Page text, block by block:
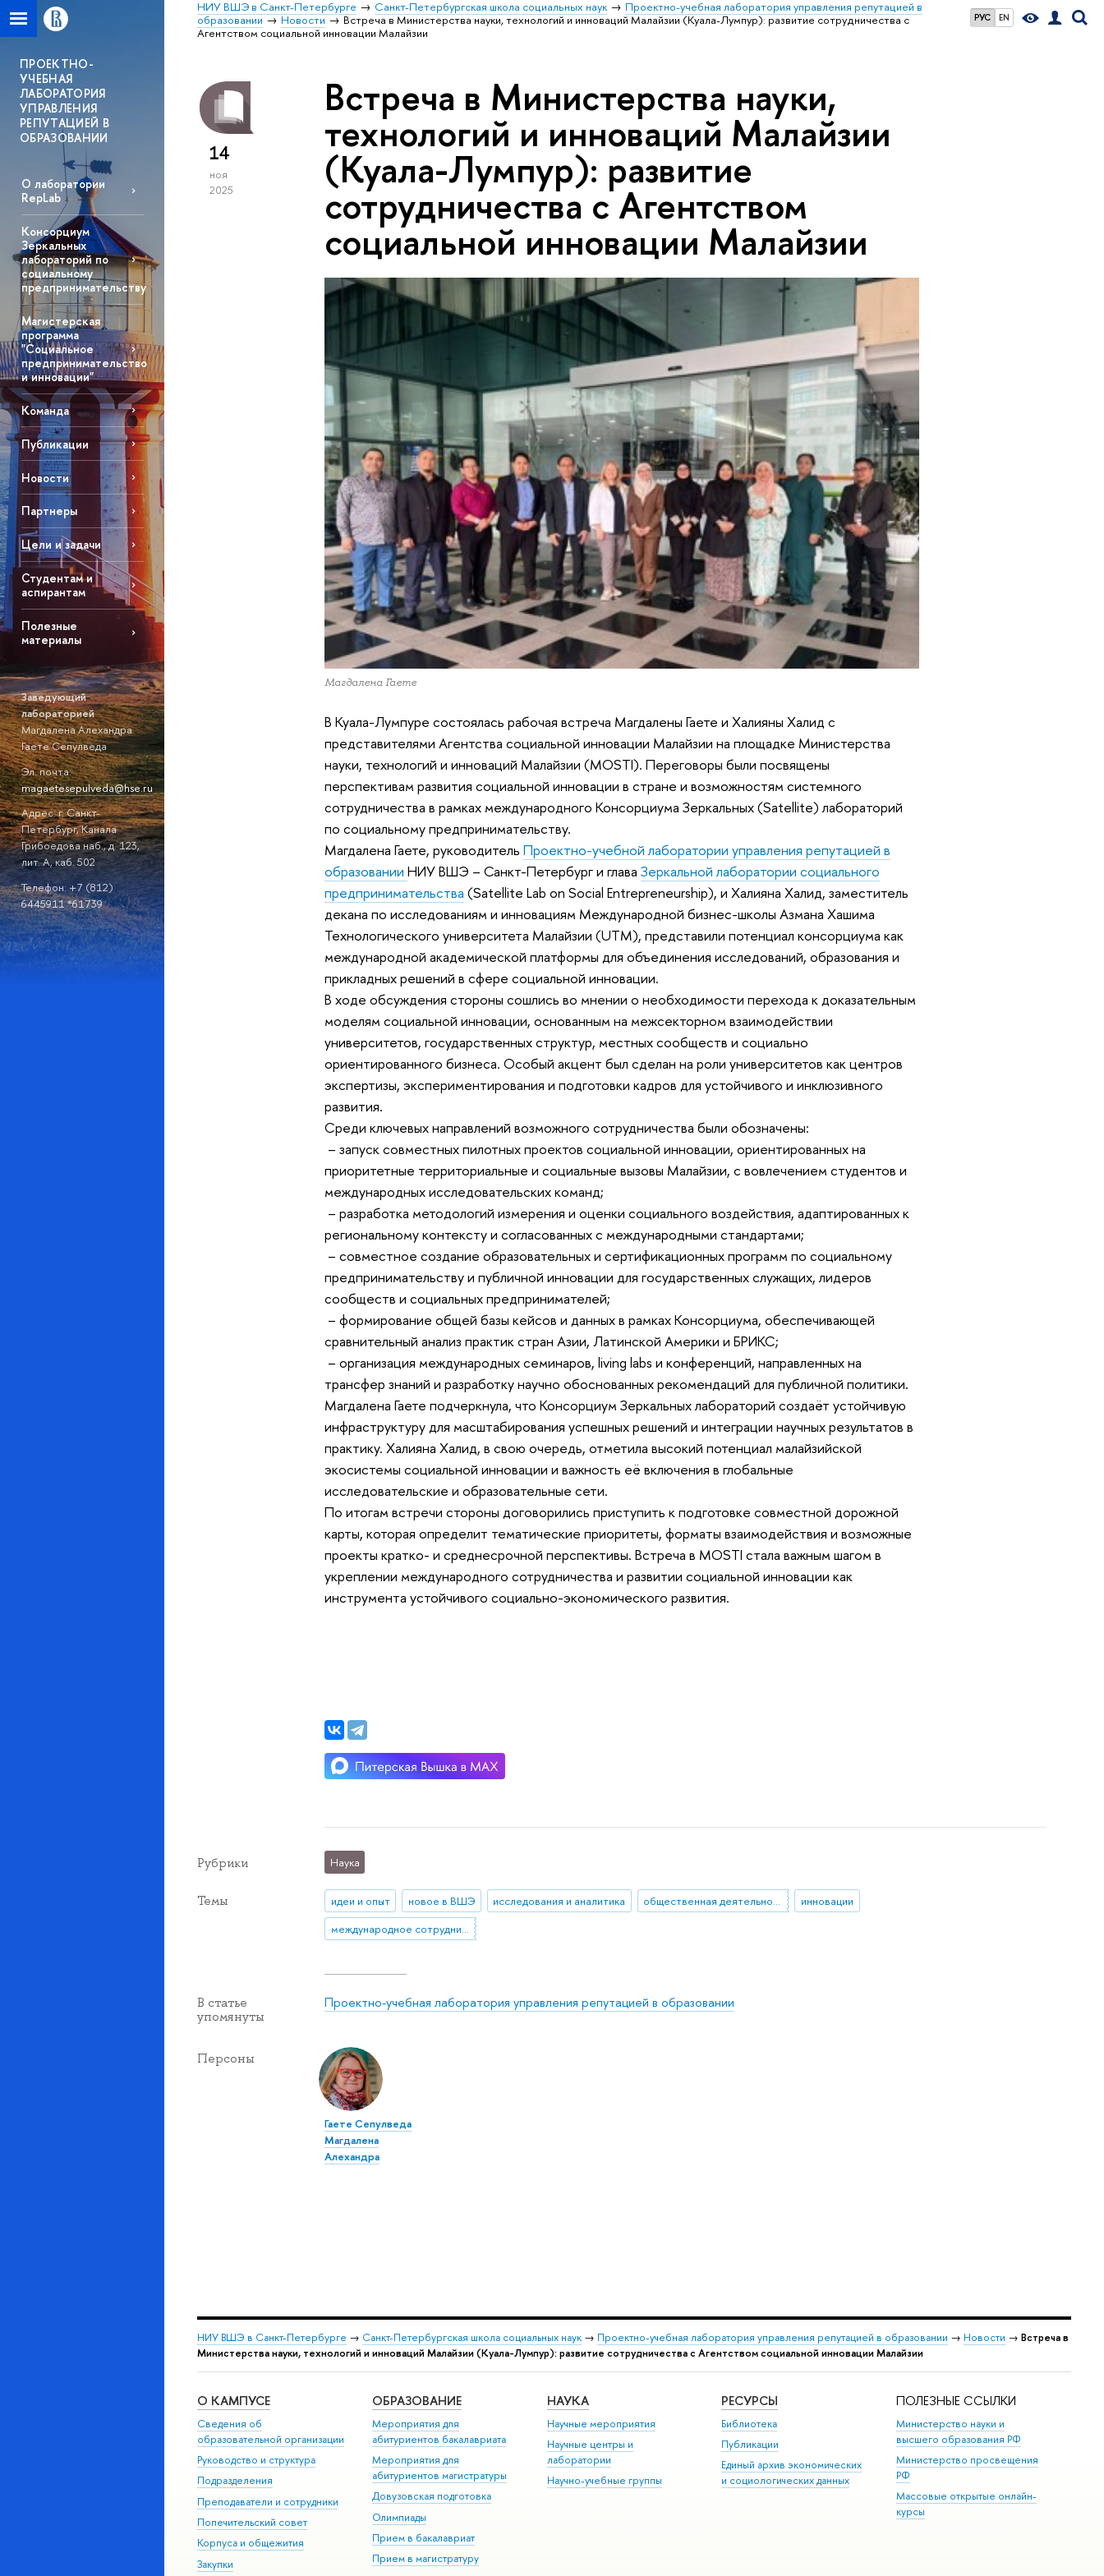
РУС EN
НИУ ВШЭ в Санкт-Петербурге Санкт-Петербургская школа социальных наук
Проектно-учебная лаборатория управления репутацией в
образовании
Новости
Встреча в Министерства науки, технологий и инноваций Малайзии (Куала-Лумпур): развитие сотрудничества с
Агентством социальной инновации Малайзии
ПРОЕКТНО-
УЧЕБНАЯ
ЛАБОРАТОРИЯ
УПРАВЛЕНИЯ
РЕПУТАЦИЕЙ В
ОБРАЗОВАНИИ
О лаборатории
RepLab
Консорциум
Зеркальных
лабораторий по
социальному
предпринимательству
Магистерская
программа
"Социальное
предпринимательство
и инновации"
Команда
Публикации
Новости
Партнеры
Цели и задачи
Студентам и
аспирантам
Полезные
материалы
Заведующий
лабораторией
Магдалена Алехандра
Гаете Сепулведа
Эл. почта:
magaetesepulveda@hse.ru
Адрес: г. Санкт-
Петербург, Канала
Грибоедова наб., д. 123,
лит. А, каб. 502
Телефон: +7 (812)
6445911 *61739
14
ноя
2025
Встреча в Министерства науки,
технологий и инноваций Малайзии
(Куала-Лумпур): развитие
сотрудничества с Агентством
социальной инновации Малайзии
Магдалена Гаете
В Куала-Лумпуре состоялась рабочая встреча Магдалены Гаете и Халияны Халид с
представителями Агентства социальной инновации Малайзии на площадке Министерства
науки, технологий и инноваций Малайзии (MOSTI). Переговоры были посвящены
перспективам развития социальной инновации в стране и возможностям системного
сотрудничества в рамках международного Консорциума Зеркальных (Satellite) лабораторий
по социальному предпринимательству.
Магдалена Гаете, руководительПроектно-учебной лаборатории управления репутацией в
образованииНИУ ВШЭ – Санкт-Петербург и главаЗеркальной лаборатории социального
предпринимательства (Satellite Lab on Social Entrepreneurship), и Халияна Халид, заместитель
декана по исследованиям и инновациям Международной бизнес-школы Азмана Хашима
Технологического университета Малайзии (UTM), представили потенциал консорциума как
международной академической платформы для объединения исследований, образования и
прикладных решений в сфере социальной инновации.
В ходе обсуждения стороны сошлись во мнении о необходимости перехода к доказательным
моделям социальной инновации, основанным на межсекторном взаимодействии
университетов, государственных структур, местных сообществ и социально
ориентированного бизнеса. Особый акцент был сделан на роли университетов как центров
экспертизы, экспериментирования и подготовки кадров для устойчивого и инклюзивного
развития.
Среди ключевых направлений возможного сотрудничества были обозначены:
– запуск совместных пилотных проектов социальной инновации, ориентированных на
приоритетные территориальные и социальные вызовы Малайзии, с вовлечением студентов и
международных исследовательских команд;
– разработка методологий измерения и оценки социального воздействия, адаптированных к
региональному контексту и согласованных с международными стандартами;
– совместное создание образовательных и сертификационных программ по социальному
предпринимательству и публичной инновации для государственных служащих, лидеров
сообществ и социальных предпринимателей;
– формирование общей базы кейсов и данных в рамках Консорциума, обеспечивающей
сравнительный анализ практик стран Азии, Латинской Америки и БРИКС;
– организация международных семинаров, living labs и конференций, направленных на
трансфер знаний и разработку научно обоснованных рекомендаций для публичной политики.
Магдалена Гаете подчеркнула, что Консорциум Зеркальных лабораторий создаёт устойчивую
инфраструктуру для масштабирования успешных решений и интеграции научных результатов в
практику. Халияна Халид, в свою очередь, отметила высокий потенциал малайзийской
экосистемы социальной инновации и важность её включения в глобальные
исследовательские и образовательные сети.
По итогам встречи стороны договорились приступить к подготовке совместной дорожной
карты, которая определит тематические приоритеты, форматы взаимодействия и возможные
проекты кратко- и среднесрочной перспективы. Встреча в MOSTI стала важным шагом в
укреплении международного сотрудничества и развитии социальной инновации как
инструмента устойчивого социально-экономического развития.
Рубрики Наука
Темы идеи и опыт новое в ВШЭ исследования и аналитика общественная деятельность
инновации
международное сотрудничество
В статье
упомянуты
Проектно-учебная лаборатория управления репутацией в образовании
Персоны
Гаете Сепулведа
Магдалена
Алехандра
НИУ ВШЭ в Санкт-Петербурге → Санкт-Петербургская школа социальных наук → Проектно-учебная лаборатория управления репутацией в образовании → Новости → Встреча в
Министерства науки, технологий и инноваций Малайзии (Куала-Лумпур): развитие сотрудничества с Агентством социальной инновации Малайзии
О КАМПУСЕ
Сведения об
образовательной организации
Руководство и структура
Подразделения
Преподаватели и сотрудники
Попечительский совет
Корпуса и общежития
Закупки
ОБРАЗОВАНИЕ
Мероприятия для
абитуриентов бакалавриата
Мероприятия для
абитуриентов магистратуры
Довузовская подготовка
Олимпиады
Прием в бакалавриат
Прием в магистратуру
НАУКА
Научные мероприятия
Научные центры и
лаборатории
Научно-учебные группы
РЕСУРСЫ
Библиотека
Публикации
Единый архив экономических
и социологических данных
ПОЛЕЗНЫЕ ССЫЛКИ
Министерство науки и
высшего образования РФ
Министерство просвещения
РФ
Массовые открытые онлайн-
курсы